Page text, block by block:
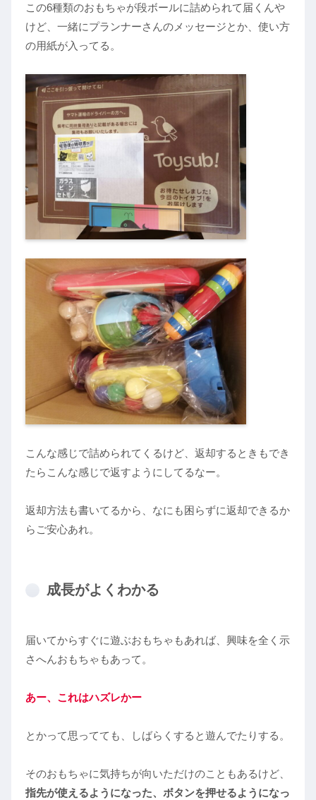
この6種類のおもちゃが段ボールに詰められて届くんや
けど、一緒にプランナーさんのメッセージとか、使い方
の用紙が入ってる。
こんな感じで詰められてくるけど、返却するときもでき
たらこんな感じで返すようにしてるなー。
返却方法も書いてるから、なにも困らずに返却できるか
らご安心あれ。
成長がよくわかる
届いてからすぐに遊ぶおもちゃもあれば、興味を全く示
さへんおもちゃもあって。
あー、これはハズレかー
とかって思ってても、しばらくすると遊んでたりする。
そのおもちゃに気持ちが向いただけのこともあるけど、
指先が使えるようになった、ボタンを押せるようになっ